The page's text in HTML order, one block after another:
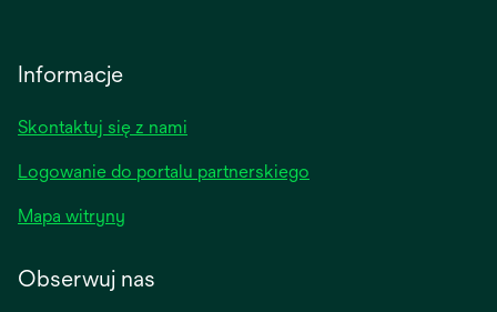
Informacje
Skontaktuj się z nami
Logowanie do portalu partnerskiego
Mapa witryny
Obserwuj nas